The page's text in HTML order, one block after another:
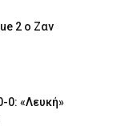
2 o Ζαν
0: «Λευκή»